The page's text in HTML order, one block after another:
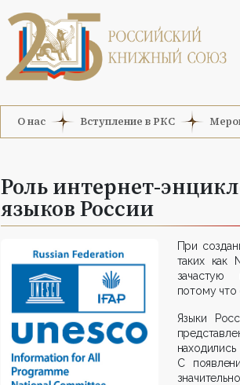
О нас Вступление в РКС
Роль интернет-
языков России
При
таких как
зачастую
потому что
Языки
С